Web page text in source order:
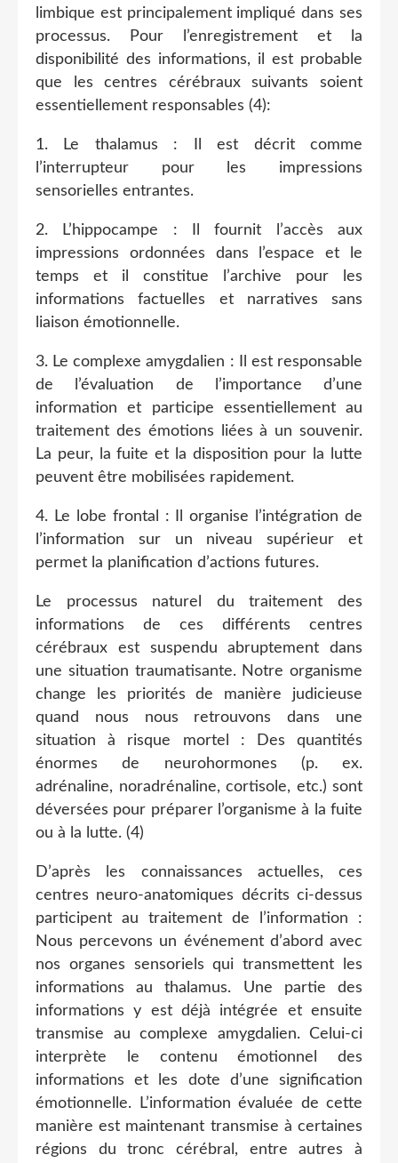
limbique est principalement impliqué dans ses
processus. Pour l’enregistrement et la
disponibilité des informations, il est probable
que les centres cérébraux suivants soient
essentiellement responsables (4):
1. Le thalamus : Il est décrit comme
l’interrupteur pour les impressions
sensorielles entrantes.
2. L’hippocampe : Il fournit l’accès aux
impressions ordonnées dans l’espace et le
temps et il constitue l’archive pour les
informations factuelles et narratives sans
liaison émotionnelle.
3. Le complexe amygdalien : Il est responsable
de l’évaluation de l’importance d’une
information et participe essentiellement au
traitement des émotions liées à un souvenir.
La peur, la fuite et la disposition pour la lutte
peuvent être mobilisées rapidement.
4. Le lobe frontal : Il organise l’intégration de
l’information sur un niveau supérieur et
permet la planification d’actions futures.
Le processus naturel du traitement des
informations de ces différents centres
cérébraux est suspendu abruptement dans
une situation traumatisante. Notre organisme
change les priorités de manière judicieuse
quand nous nous retrouvons dans une
situation à risque mortel : Des quantités
énormes de neurohormones (p. ex.
adrénaline, noradrénaline, cortisole, etc.) sont
déversées pour préparer l’organisme à la fuite
ou à la lutte. (4)
D’après les connaissances actuelles, ces
centres neuro-anatomiques décrits ci-dessus
participent au traitement de l’information :
Nous percevons un événement d’abord avec
nos organes sensoriels qui transmettent les
informations au thalamus. Une partie des
informations y est déjà intégrée et ensuite
transmise au complexe amygdalien. Celui-ci
interprète le contenu émotionnel des
informations et les dote d’une signification
émotionnelle. L’information évaluée de cette
manière est maintenant transmise à certaines
régions du tronc cérébral, entre autres à